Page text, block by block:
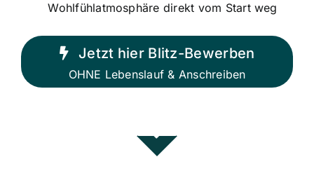
Wohlfühlatmosphäre direkt vom Start weg
Jetzt hier Blitz-Bewerben
OHNE Lebenslauf & Anschreiben